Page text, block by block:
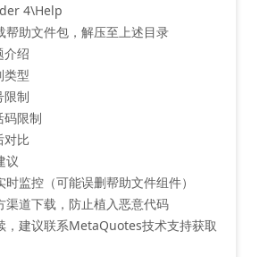
4\Help
帮助文件包，解压至上述目录‌
介绍
类型
限制
码限制
对比
议
监控（可能误删帮助文件组件）‌
渠道下载，防止植入恶意代码‌
，建议联系MetaQuotes技术支持获取